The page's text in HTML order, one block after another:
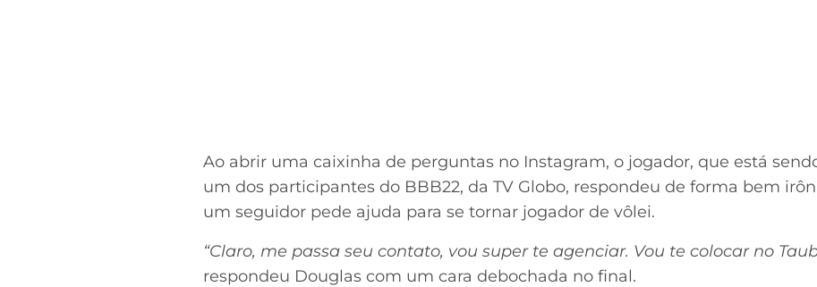
Ao abrir uma caixinha de perguntas no Instagram, o jogador, que está
um dos participantes do BBB22, da TV Globo, respondeu de forma bem
um seguidor pede ajuda para se tornar jogador de vôlei.
“Claro, me passa seu contato, vou super te agenciar. Vou te colocar no
respondeu Douglas com um cara debochada no final.